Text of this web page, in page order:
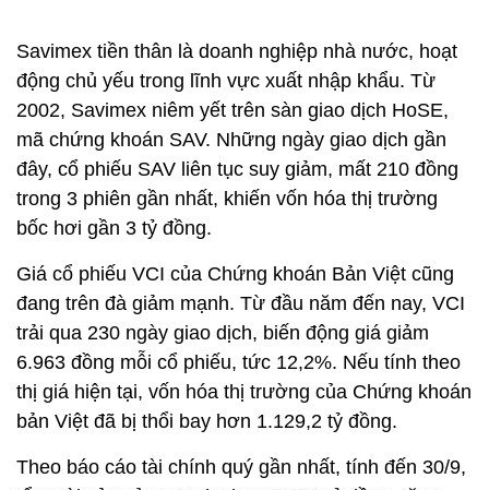
Savimex tiền thân là doanh nghiệp nhà nước, hoạt
động chủ yếu trong lĩnh vực xuất nhập khẩu. Từ
2002, Savimex niêm yết trên sàn giao dịch HoSE,
mã chứng khoán SAV. Những ngày giao dịch gần
đây, cổ phiếu SAV liên tục suy giảm, mất 210 đồng
trong 3 phiên gần nhất, khiến vốn hóa thị trường
bốc hơi gần 3 tỷ đồng.
Giá cổ phiếu VCI của Chứng khoán Bản Việt cũng
đang trên đà giảm mạnh. Từ đầu năm đến nay, VCI
trải qua 230 ngày giao dịch, biến động giá giảm
6.963 đồng mỗi cổ phiếu, tức 12,2%. Nếu tính theo
thị giá hiện tại, vốn hóa thị trường của Chứng khoán
bản Việt đã bị thổi bay hơn 1.129,2 tỷ đồng.
Theo báo cáo tài chính quý gần nhất, tính đến 30/9,